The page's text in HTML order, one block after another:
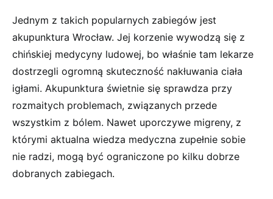
Jednym z takich popularnych zabiegów jest
akupunktura Wrocław. Jej korzenie wywodzą się z
chińskiej medycyny ludowej, bo właśnie tam lekarze
dostrzegli ogromną skuteczność nakłuwania ciała
igłami. Akupunktura świetnie się sprawdza przy
rozmaitych problemach, związanych przede
wszystkim z bólem. Nawet uporczywe migreny, z
którymi aktualna wiedza medyczna zupełnie sobie
nie radzi, mogą być ograniczone po kilku dobrze
dobranych zabiegach.